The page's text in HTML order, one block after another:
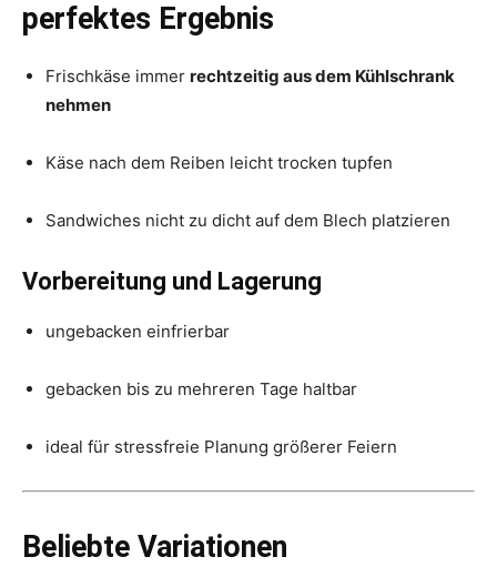
perfektes Ergebnis
Frischkäse immer rechtzeitig aus dem Kühlschrank
nehmen
Käse nach dem Reiben leicht trocken tupfen
Sandwiches nicht zu dicht auf dem Blech platzieren
Vorbereitung und Lagerung
ungebacken einfrierbar
gebacken bis zu mehreren Tage haltbar
ideal für stressfreie Planung größerer Feiern
Beliebte Variationen